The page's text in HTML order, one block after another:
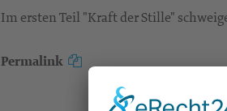
Im ersten Teil "Kraft der Stille"
Permalink